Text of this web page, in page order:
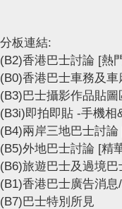
分板連結:
(B2)香港巴士討論 [熱
(B0)香港巴士車務及車
(B3)巴士攝影作品貼圖
(B3i)即拍即貼 -手機相
(B4)兩岸三地巴士討論
(B5)外地巴士討論 [精
(B6)旅遊巴士及過境巴
(B1)香港巴士廣告消
(B7)巴士特別所見